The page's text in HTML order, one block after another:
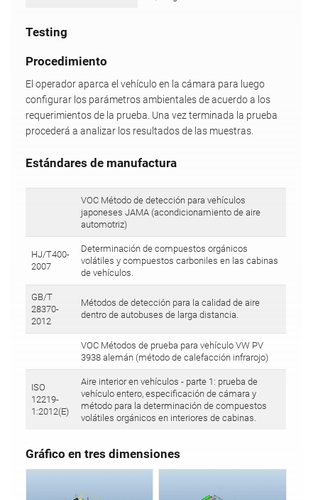
Testing
Procedimiento
El operador aparca el vehículo en la cámara para luego
configurar los parámetros ambientales de acuerdo a los
requerimientos de la prueba. Una vez terminada la prueba
procederá a analizar los resultados de las muestras.
Estándares de manufactura
VOC Método de detección para vehículos
japoneses JAMA (acondicionamiento de aire
automotriz)
HJ/T400-
2007
Determinación de compuestos orgánicos
volátiles y compuestos carboniles en las cabinas
de vehículos.
GB/T
28370-
2012
Métodos de detección para la calidad de aire
dentro de autobuses de larga distancia.
VOC Métodos de prueba para vehículo VW PV
3938 alemán (método de calefacción infrarojo)
ISO
12219-
1:2012(E)
Aire interior en vehículos - parte 1: prueba de
vehículo entero, especificación de cámara y
método para la determinación de compuestos
volátiles orgánicos en interiores de cabinas.
Gráfico en tres dimensiones